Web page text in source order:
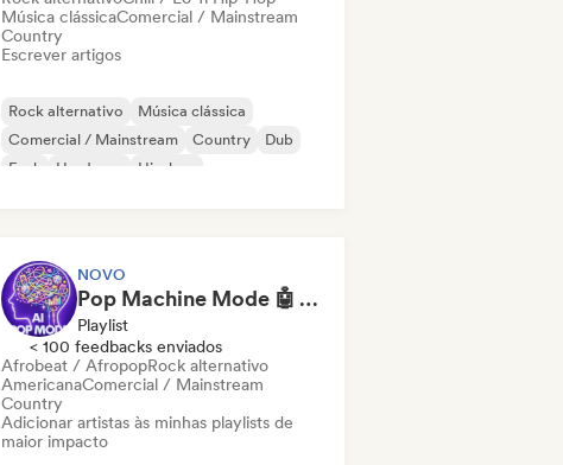
Música clássicaComercial / Mainstream
Country
Escrever artigos
Rock alternativo
Música clássica
Comercial / Mainstream
Country
Dub
Funk
Hardcore Hip-hop
NOVO
Pop Machine Mode 🤖 AI Music, Indie Pop & Dream Pop
Playlist
< 100 feedbacks enviados
Afrobeat / AfropopRock alternativo
AmericanaComercial / Mainstream
Country
Adicionar artistas às minhas playlists de
maior impacto